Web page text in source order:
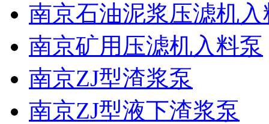
南京石油泥浆压滤机入
南京矿用压滤机入料泵
南京ZJ型渣浆泵
南京ZJ型液下渣浆泵